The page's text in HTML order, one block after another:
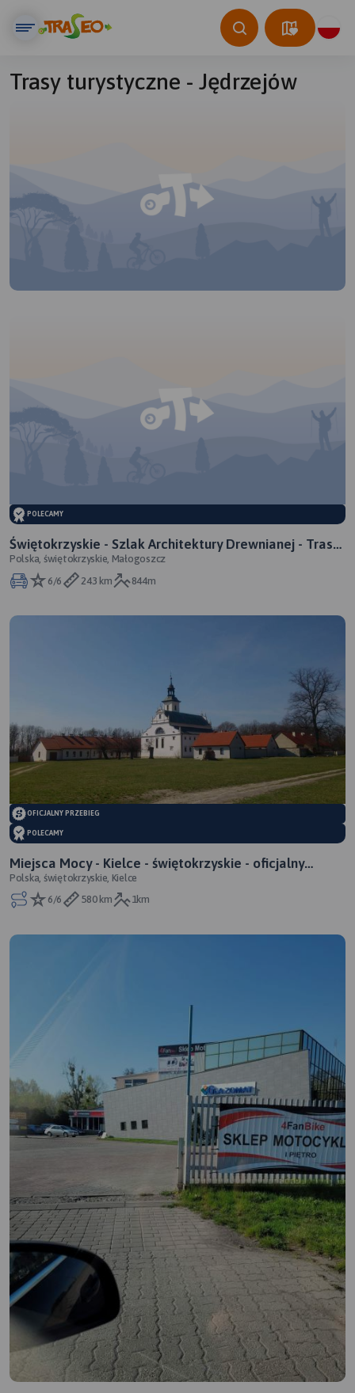
Trasy turystyczne - Jędrzejów
POLECAMY
Świętokrzyskie - Szlak Architektury Drewnianej - Trasa
II
Polska, świętokrzyskie, Małogoszcz
6/6
243 km 844m
OFICJALNY PRZEBIEG
POLECAMY
Miejsca Mocy - Kielce - świętokrzyskie - oficjalny
przebieg
Polska, świętokrzyskie, Kielce
6/6
580 km 1km